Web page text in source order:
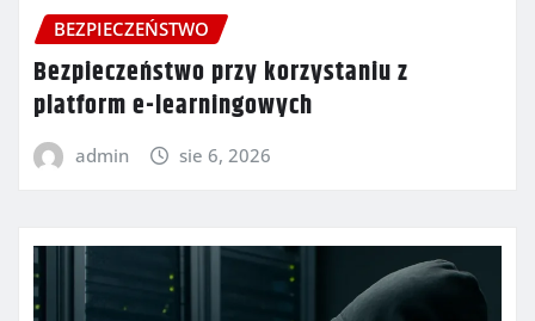
BEZPIECZEŃSTWO
Bezpieczeństwo przy korzystaniu z
platform e-learningowych
admin sie 6, 2026